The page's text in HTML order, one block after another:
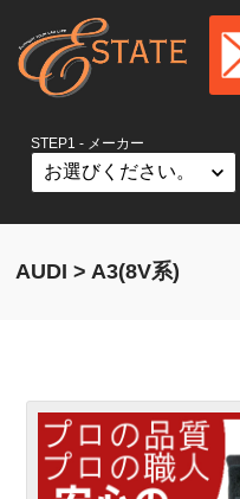
STEP1 - メーカー
AUDI > A3(8V系)